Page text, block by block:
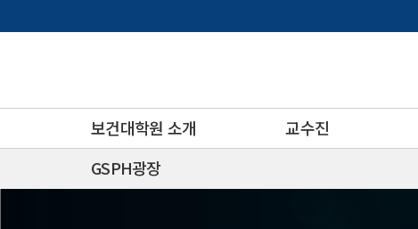
로
보건대학원 소개 교수진
GSPH광장